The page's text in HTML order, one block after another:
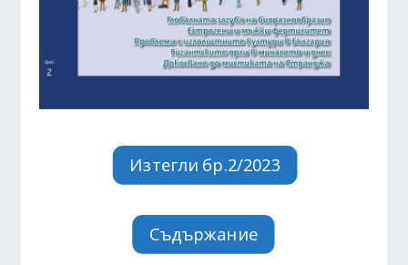
Изтегли бр.2/2023
Съдържание